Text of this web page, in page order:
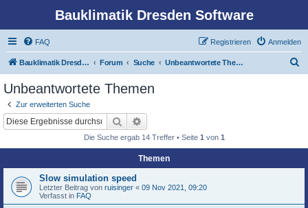
Bauklimatik Dresden Software
FAQ Anmelden
Registrieren
Bauklimatik Dresden Software Forum Suche Unbeantwortete Themen
Unbeantwortete Themen
Zur erweiterten Suche
Suche
Die Suche ergab 14 Treffer • Seite 1 von 1
Themen
Slow simulation speed
Letzter Beitrag von ruisinger « 09 Nov 2021, 09:20
Verfasst in FAQ